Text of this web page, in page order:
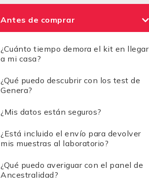
Antes de comprar
¿Cuánto tiempo demora el kit en llegar
a mi casa?
¿Qué puedo descubrir con los test de
Genera?
¿Mis datos están seguros?
¿Está incluido el envío para devolver
mis muestras al laboratorio?
¿Qué puedo averiguar con el panel de
Ancestralidad?